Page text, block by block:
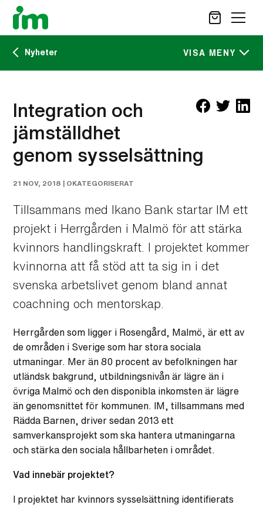
OM IM
KONTAKT
VAD VI GÖR
VAD DU KAN GÖRA
AKTUELLT
SÖK
Nyheter VISA MENY
IM:s tidskrift
Nyheter
Integration och
jämställdhet
genom sysselsättning
21 NOV, 2018 | OKATEGORISERAT
Tillsammans med Ikano Bank startar IM ett
projekt i Herrgården i Malmö för att stärka
kvinnors handlingskraft. I projektet kommer
kvinnorna att få stöd att ta sig in i det
svenska arbetslivet genom bland annat
coachning och mentorskap.
Herrgården som ligger i Rosengård, Malmö, är ett av
de områden i Sverige som har stora sociala
utmaningar. Mer än 80 procent av befolkningen har
utländsk bakgrund, utbildningsnivån är lägre än i
övriga Malmö och den disponibla inkomsten är lägre
än genomsnittet för kommunen. IM, tillsammans med
Rädda Barnen, driver sedan 2013 ett
samverkansprojekt som ska hantera utmaningarna
och stärka den sociala hållbarheten i området.
Vad innebär projektet?
I projektet har kvinnors sysselsättning identifierats